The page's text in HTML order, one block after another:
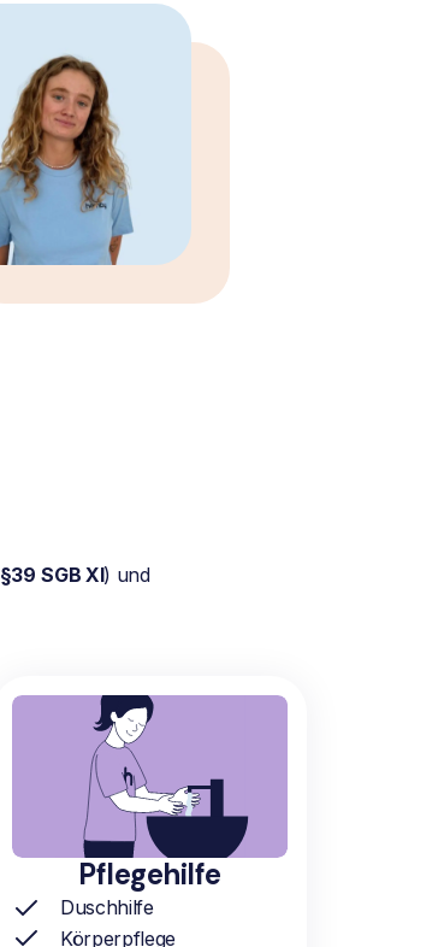
§39 SGB XI) und
Pflegehilfe
Duschhilfe
Körperpflege